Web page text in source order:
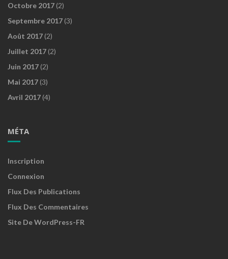
Octobre 2017 (2)
Septembre 2017 (3)
Août 2017 (2)
Juillet 2017 (2)
Juin 2017 (2)
Mai 2017 (3)
Avril 2017 (4)
MÉTA
Inscription
Connexion
Flux Des Publications
Flux Des Commentaires
Site De WordPress-FR